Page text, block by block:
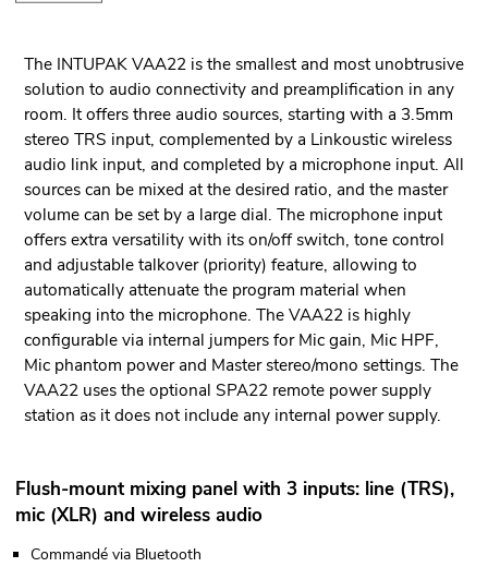
The INTUPAK VAA22 is the smallest and most unobtrusive
solution to audio connectivity and preamplification in any
room. It offers three audio sources, starting with a 3.5mm
stereo TRS input, complemented by a Linkoustic wireless
audio link input, and completed by a microphone input. All
sources can be mixed at the desired ratio, and the master
volume can be set by a large dial. The microphone input
offers extra versatility with its on/off switch, tone control
and adjustable talkover (priority) feature, allowing to
automatically attenuate the program material when
speaking into the microphone. The VAA22 is highly
configurable via internal jumpers for Mic gain, Mic HPF,
Mic phantom power and Master stereo/mono settings. The
VAA22 uses the optional SPA22 remote power supply
station as it does not include any internal power supply.
Flush-mount mixing panel with 3 inputs: line (TRS),
mic (XLR) and wireless audio
Commandé via Bluetooth